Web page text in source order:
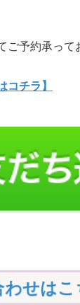
ご予約承って
コチラ】
わせはこ